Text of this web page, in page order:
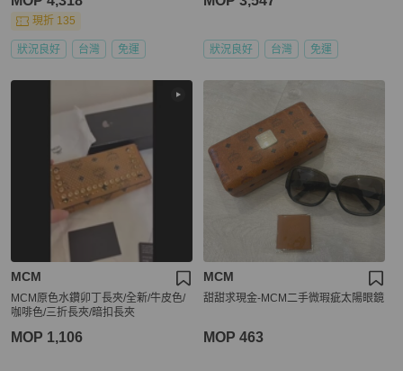
現折 135
狀況良好 台灣 免運 狀況良好 台灣 免運
MCM
MCM原色水鑽卯丁長夾/全新/牛皮色/
咖啡色/三折長夾/暗扣長夾
MOP 1,106
MCM
甜甜求現金-MCM二手微瑕疵太陽眼鏡
MOP 463